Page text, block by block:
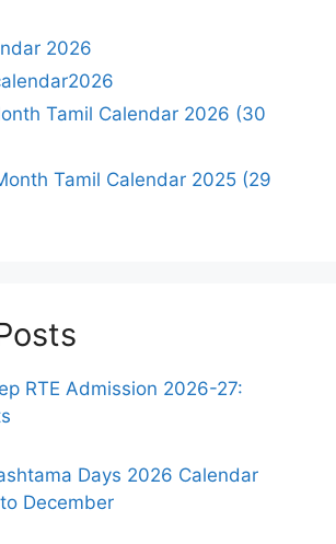
2026
Tamil Calendar 2026 (30
Tamil Calendar 2025 (29
RTE Admission 2026-27:
Days 2026 Calendar
December